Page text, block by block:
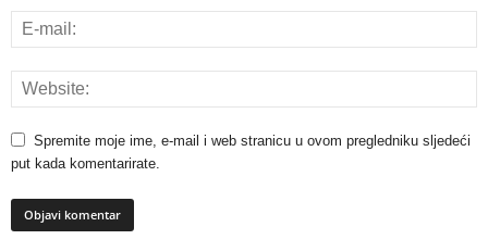
Spremite moje ime, e-mail i web stranicu u ovom pregledniku sljedeći
put kada komentarirate.